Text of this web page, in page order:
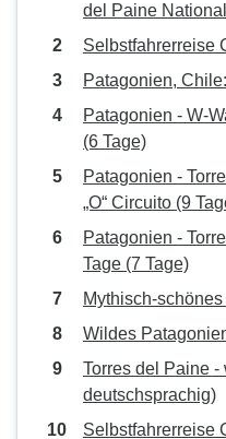
del Paine
Selbstfahrerreise
Patagonien,
Patagonien - W-
(6 Tage)
Patagonien -
„O“ Circuito (9
Patagonien -
Tage (7 Tage)
Mythisch-
Wildes
Torres del Paine
deutschsprachig)
Selbstfahrerreise